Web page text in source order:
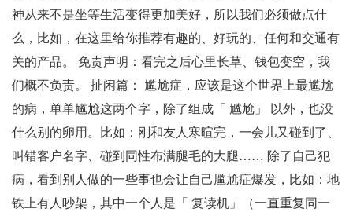
神从来不是坐等生活变得更加美好，所以我们必须做点什
么，比如，在这里给你推荐有趣的、好玩的、任何和交通有
关的产品。 免责声明：看完之后心里长草、钱包变空，我
们概不负责。 扯闲篇： 尴尬症，应该是这个世界上最尴尬
的病，单单尴尬这两个字，除了组成「 尴尬」 以外，也没
什么别的卵用。比如：刚和友人寒暄完，一会儿又碰到了、
叫错客户名字、碰到同性布满腿毛的大腿…… 除了自己犯
病，看到别人做的一些事也会让自己尴尬症爆发，比如：地
铁上有人吵架，其中一个人是「 复读机」（一直重复同一